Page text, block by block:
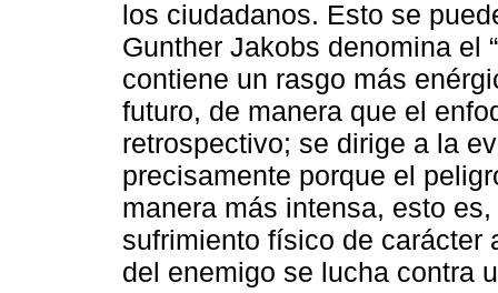
los ciudadanos. Esto se
Gunther Jakobs denomina el
contiene un rasgo más
futuro, de manera que el
retrospectivo; se dirige a la
precisamente porque el
manera más intensa, esto
sufrimiento físico de
del enemigo se lucha contra